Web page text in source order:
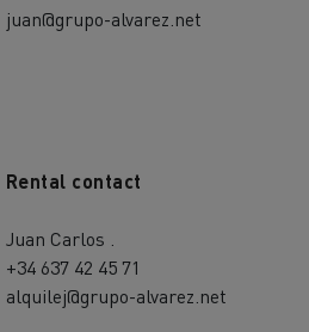
juan@grupo-alvarez.net
Rental contact
Juan Carlos .
+34 637 42 45 71
alquilej@grupo-alvarez.net